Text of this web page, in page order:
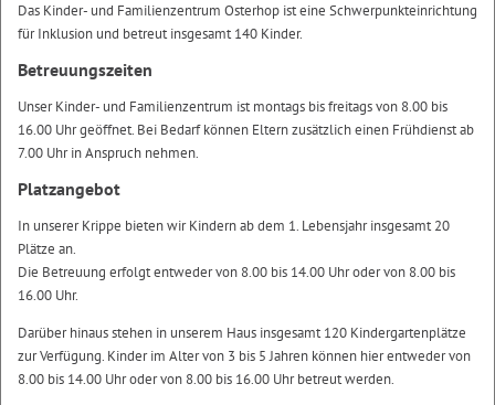
Das Kinder- und Familienzentrum Osterhop ist eine Schwerpunkteinrichtung
für Inklusion und betreut insgesamt 140 Kinder.
Betreuungszeiten
Unser Kinder- und Familienzentrum ist montags bis freitags von 8.00 bis
16.00 Uhr geöffnet. Bei Bedarf können Eltern zusätzlich einen Frühdienst ab
7.00 Uhr in Anspruch nehmen.
Platzangebot
In unserer Krippe bieten wir Kindern ab dem 1. Lebensjahr insgesamt 20
Plätze an.
Die Betreuung erfolgt entweder von 8.00 bis 14.00 Uhr oder von 8.00 bis
16.00 Uhr.
Darüber hinaus stehen in unserem Haus insgesamt 120 Kindergartenplätze
zur Verfügung. Kinder im Alter von 3 bis 5 Jahren können hier entweder von
8.00 bis 14.00 Uhr oder von 8.00 bis 16.00 Uhr betreut werden.